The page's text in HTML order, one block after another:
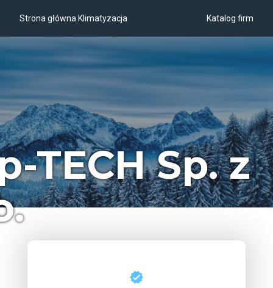
Strona główna Klimatyzacja Katalog firm
TECH Sp. z